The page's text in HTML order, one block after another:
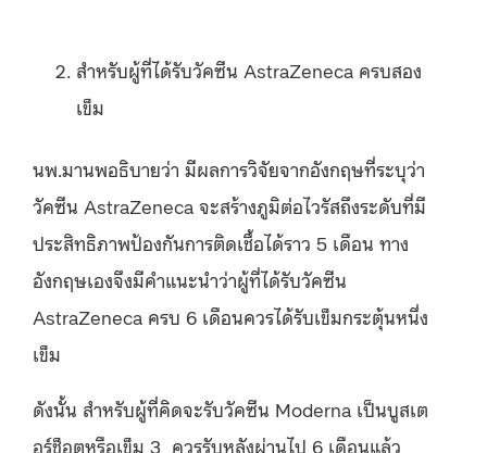
สำหรับผู้ที่ได้รับวัคซีน AstraZeneca ครบสอง
เข็ม
นพ.มานพอธิบายว่า มีผลการวิจัยจากอังกฤษที่ระบุว่า
วัคซีน AstraZeneca จะสร้างภูมิต่อไวรัสถึงระดับที่มี
ประสิทธิภาพป้องกันการติดเชื้อได้ราว 5 เดือน ทาง
อังกฤษเองจึงมีคำแนะนำว่าผู้ที่ได้รับวัคซีน
AstraZeneca ครบ 6 เดือนควรได้รับเข็มกระตุ้นหนึ่ง
เข็ม
ดังนั้น สำหรับผู้ที่คิดจะรับวัคซีน Moderna เป็นบูสเต
อร์ช็อตหรือเข็ม 3 ควรรับหลังผ่านไป 6 เดือนแล้ว